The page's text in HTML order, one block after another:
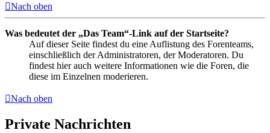
Nach oben
Was bedeutet der „Das Team“-Link auf der Startseite?
Auf dieser Seite findest du eine Auflistung des Forenteams,
einschließlich der Administratoren, der Moderatoren. Du
findest hier auch weitere Informationen wie die Foren, die
diese im Einzelnen moderieren.
Nach oben
Private Nachrichten